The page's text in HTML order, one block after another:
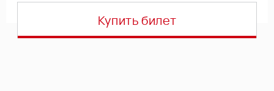
Купить билет